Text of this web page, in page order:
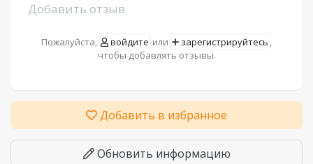
Добавить отзыв
Пожалуйста, войдите или зарегистрируйтесь ,
чтобы добавлять отзывы.
Добавить в избранное
Обновить информацию